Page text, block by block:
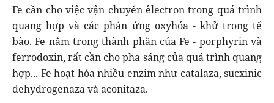
Fe cần cho việc vận chuyển êlectron trong quá trình
quang hợp và các phản ứng oxyhóa - khử trong tế
bào. Fe nằm trong thành phần của Fe - porphyrin và
ferrodoxin, rất cần cho pha sáng của quá trình quang
hợp... Fe hoạt hóa nhiều enzim như catalaza, sucxinic
dehydrogenaza và aconitaza.